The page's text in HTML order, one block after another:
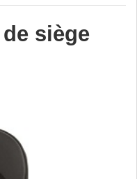
e
siège